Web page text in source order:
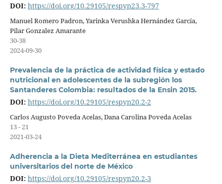
DOI: https://doi.org/10.29105/respyn23.3-797
Manuel Romero Padron, Yarinka Verushka Hernández García,
Pilar Gonzalez Amarante
30-38
2024-09-30
Prevalencia de la práctica de actividad física y estado
nutricional en adolescentes de la subregión los
Santanderes Colombia: resultados de la Ensin 2015.
DOI: https://doi.org/10.29105/respyn20.2-2
Carlos Augusto Poveda Acelas, Dana Carolina Poveda Acelas
13 - 21
2021-03-24
Adherencia a la Dieta Mediterránea en estudiantes
universitarios del norte de México
DOI: https://doi.org/10.29105/respyn20.2-3